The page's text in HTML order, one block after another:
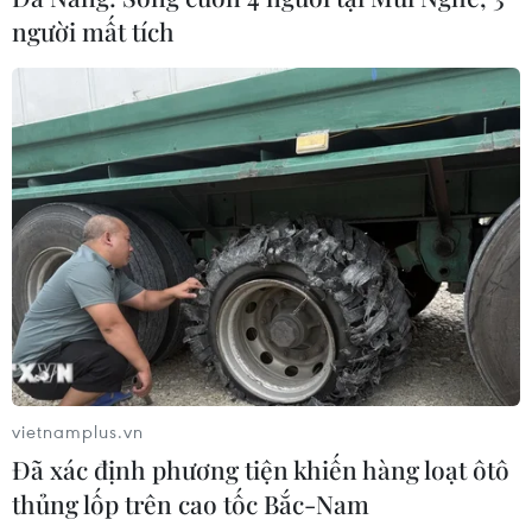
người mất tích
vietnamplus.vn
Đã xác định phương tiện khiến hàng loạt ôtô
thủng lốp trên cao tốc Bắc-Nam